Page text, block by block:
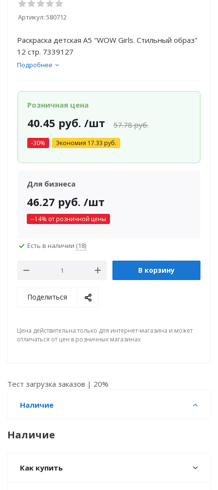
Артикул: 580712
Раскраска детская А5 "WOW Girls. Стильный образ"
12 стр. 7339127
Подробнее
Розничная цена
40.45 руб. /шт 57.78руб.
-30% Экономия 17.33 руб.
Для бизнеса
46.27 руб. /шт
--14% от розничной цены
Есть в наличии (18)
В корзину
Поделиться
Цена действительна только для интернет-магазина и может
отличаться от цен в розничных магазинах
Тест загрузка заказов | 20%
Наличие
Наличие
Как купить